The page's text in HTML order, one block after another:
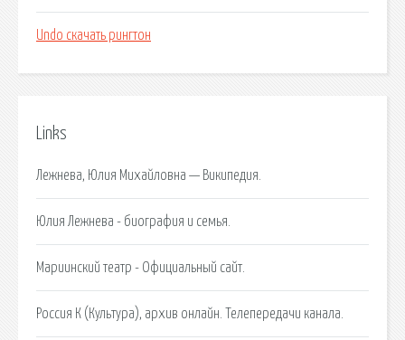
Undo скачать рингтон
Links
Лежнева, Юлия Михайловна — Википедия.
Юлия Лежнева - биография и семья.
Мариинский театр - Официальный сайт.
Россия К (Культура), архив онлайн. Телепередачи канала.